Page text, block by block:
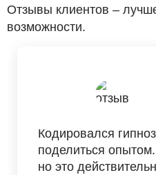
Отзывы клиентов –
возможности.
Кодировался
поделиться
но это